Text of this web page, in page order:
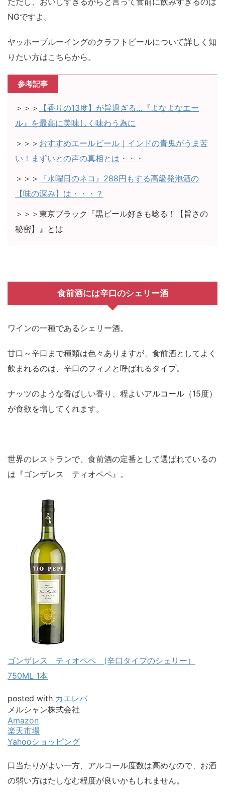
NGですよ。
ヤッホーブルーイングのクラフトビールについて詳しく知
りたい方はこちらから。
参考記事
＞＞＞
【香りの13度】が旨過ぎる…『よなよなエー
ル』を最高に美味しく味わう為に
＞＞＞ おすすめエールビール｜インドの青鬼がうま苦
い！まずいとの声の真相とは・・・
＞＞＞
『水曜日のネコ』288円もする高級発泡酒の
【味の深み】は・・・？
＞＞＞東京ブラック『黒ビール好きも唸る！【旨さの
秘密】』とは
食前酒には辛口のシェリー酒
ワインの一種であるシェリー酒。
甘口～辛口まで種類は色々ありますが、食前酒としてよく
飲まれるのは、辛口のフィノと呼ばれるタイプ。
ナッツのような香ばしい香り、程よいアルコール（15度）
が食欲を増してくれます。
世界のレストランで、食前酒の定番として選ばれているの
は『ゴンザレス ティオペペ』。
ゴンザレス ティオペペ (辛口タイプのシェリー）
750ML 1本
posted with カエレバ
メルシャン株式会社
Amazon
楽天市場
Yahooショッピング
口当たりがよい一方、アルコール度数は高めなので、お酒
の弱い方はたしなむ程度が良いかもしれません。